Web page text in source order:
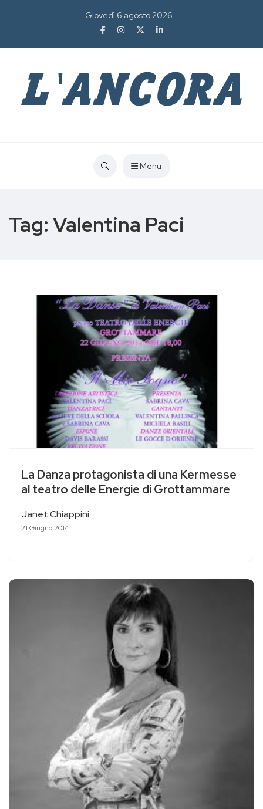
Giovedì 6 agosto 2026
Menu
Tag: Valentina Paci
La Danza protagonista di una Kermesse
al teatro delle Energie di Grottammare
Janet Chiappini
21 Giugno 2014